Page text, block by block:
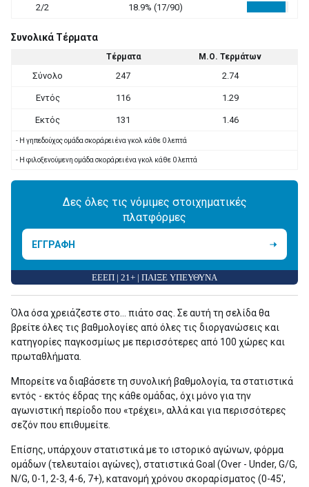
2/2 18.9% (17/90)
Συνολικά Τέρματα
Τέρματα Μ.Ο. Τερμάτων
Σύνολο 247 2.74
Εντός 116 1.29
Εκτός 131 1.46
- Η γηπεδούχος ομάδα σκοράρει ένα γκολ κάθε 0 λεπτά
- Η φιλοξενούμενη ομάδα σκοράρει ένα γκολ κάθε 0 λεπτά
Δες όλες τις νόμιμες στοιχηματικές
πλατφόρμες
ΕΓΓΡΑΦΗ
ΕΕΕΠ | 21+ | ΠΑΙΞΕ ΥΠΕΥΘΥΝΑ
Όλα όσα χρειάζεστε στο... πιάτο σας. Σε αυτή τη σελίδα θα
βρείτε όλες τις βαθμολογίες από όλες τις διοργανώσεις και
κατηγορίες παγκοσμίως με περισσότερες από 100 χώρες και
πρωταθλήματα.
Μπορείτε να διαβάσετε τη συνολική βαθμολογία, τα στατιστικά
εντός - εκτός έδρας της κάθε ομάδας, όχι μόνο για την
αγωνιστική περίοδο που «τρέχει», αλλά και για περισσότερες
σεζόν που επιθυμείτε.
Επίσης, υπάρχουν στατιστικά με το ιστορικό αγώνων, φόρμα
ομάδων (τελευταίοι αγώνες), στατιστικά Goal (Over - Under, G/G,
N/G, 0-1, 2-3, 4-6, 7+), κατανομή χρόνου σκοραρίσματος (0-45',